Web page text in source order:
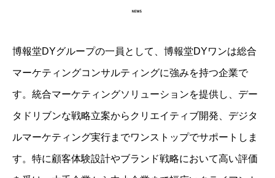
博報堂DYグループの一員として、博報堂DYワンは総合
マーケティングコンサルティングに強みを持つ企業で
す。統合マーケティングソリューションを提供し、デー
タドリブンな戦略立案からクリエイティブ開発、デジタ
ルマーケティング実行までワンストップでサポートしま
す。特に顧客体験設計やブランド戦略において高い評価